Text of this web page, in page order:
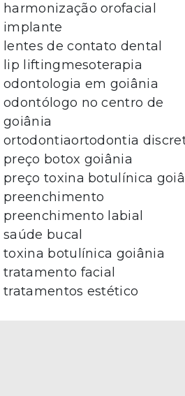
harmonização orofacial
implante
lentes de contato dental
lip liftingmesoterapia
odontologia em goiânia
odontólogo no centro de
goiânia
ortodontiaortodontia
preço botox goiânia
preço toxina botulínica
preenchimento
preenchimento labial
saúde bucal
toxina botulínica goiânia
tratamento facial
tratamentos estético